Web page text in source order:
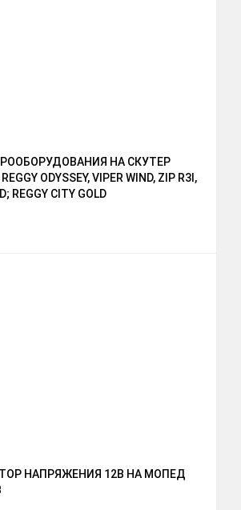
НА СКУТЕР
ODYSSEY, VIPER WIND, ZIP R3I,
REGGY CITY GOLD
НАПРЯЖЕНИЯ 12В НА МОПЕД